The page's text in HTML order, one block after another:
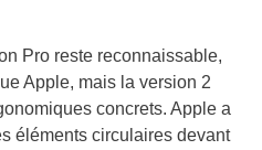
Pro reste reconnaissable,
Apple, mais la version 2
concrets. Apple a
éléments circulaires devant